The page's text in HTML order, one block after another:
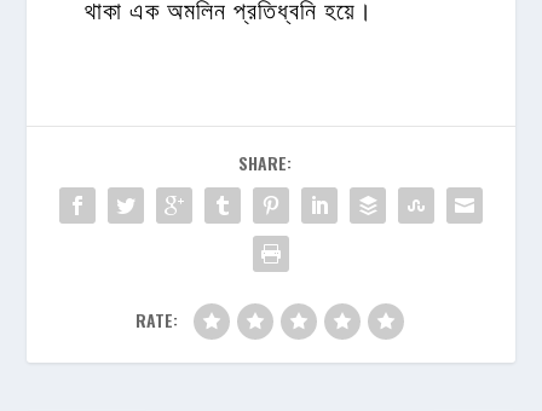
থাকা এক অমলিন প্রতিধ্বনি হয়ে।
SHARE:
RATE: